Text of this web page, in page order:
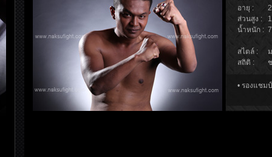
อายุ :
ส่วนสูง :
น้ำหนัก :
สไตล์ :
สถิติ :
• รองแชม